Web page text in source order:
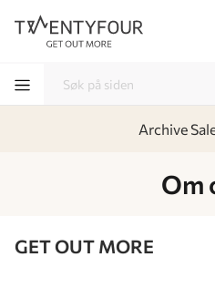
Om
GET OUT MORE
Archive -
-
-
-